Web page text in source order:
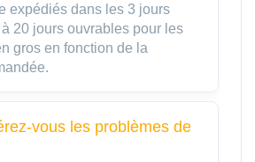
expédiés dans les 3 jours
20 jours ouvrables pour les
gros en fonction de la
vous les problèmes de